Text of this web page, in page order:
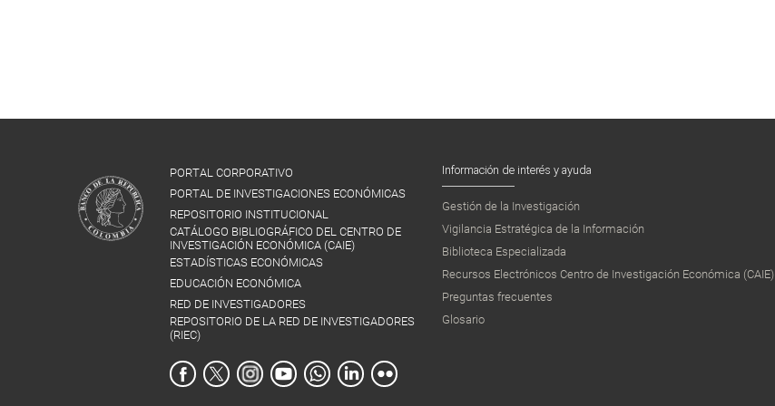
PORTAL CORPORATIVO
PORTAL DE INVESTIGACIONES ECONÓMICAS
REPOSITORIO INSTITUCIONAL
CATÁLOGO BIBLIOGRÁFICO DEL CENTRO DE
INVESTIGACIÓN ECONÓMICA (CAIE)
ESTADÍSTICAS ECONÓMICAS
EDUCACIÓN ECONÓMICA
RED DE INVESTIGADORES
REPOSITORIO DE LA RED DE INVESTIGADORES
(RIEC)
Información de interés y ayuda
Gestión de la Investigación
Vigilancia Estratégica de la Información
Biblioteca Especializada
Recursos Electrónicos Centro de Investigación Económica (CAIE)
Preguntas frecuentes
Glosario